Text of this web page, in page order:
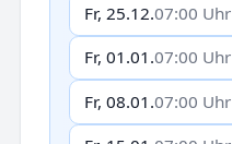
Fr, 25.12.07:00 Uhr
Fr, 01.01.07:00 Uhr
Fr, 08.01.07:00 Uhr